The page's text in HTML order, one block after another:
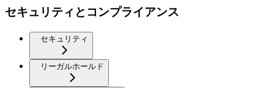
セキュリティとコンプライアンス
セキュリティ
リーガルホールド